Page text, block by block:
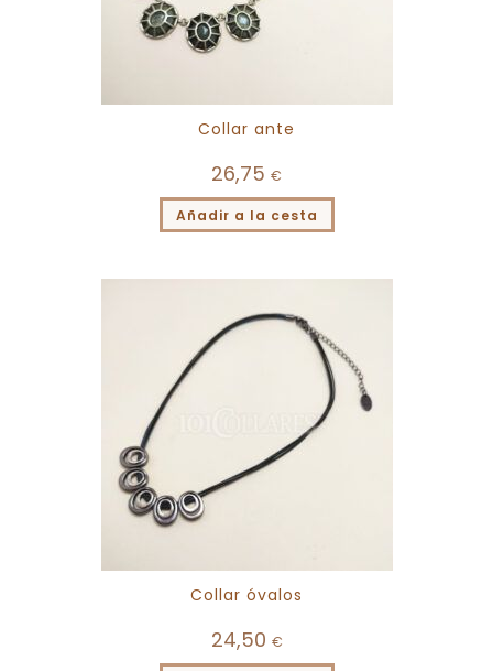
Collar ante
26,75 €
Añadir a la cesta
Collar óvalos
24,50 €